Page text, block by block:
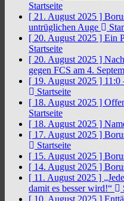
Startseite
[ 21. August 2025 ]
untrüglichen Auge
[ 20. August 2025 ] Ein
Startseite
[ 20. August 2025 ]
gegen FCS am 4.
[ 19. August 2025 ] 11:0
Startseite
[ 18. August 2025 ]
Startseite
[ 18. August 2025 ]
[ 17. August 2025 ]
Startseite
[ 15. August 2025 ]
[ 14. August 2025 ]
[ 11. August 2025 ]
damit es besser wird!“
[ 10. August 2025 ]